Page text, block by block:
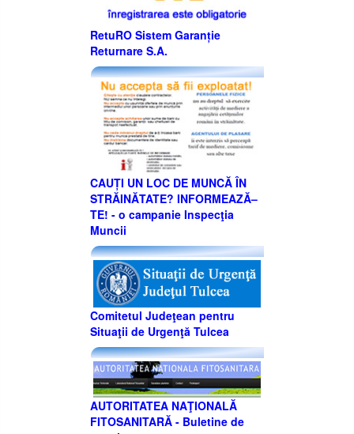
RetuRO Sistem Garanție
Returnare S.A.
CAUȚI UN LOC DE MUNCĂ ÎN
STRĂINĂTATE? INFORMEAZĂ–
TE! - o campanie Inspecţia
Muncii
Comitetul Judeţean pentru
Situaţii de Urgenţă Tulcea
AUTORITATEA NAŢIONALĂ
FITOSANITARĂ - Buletine de